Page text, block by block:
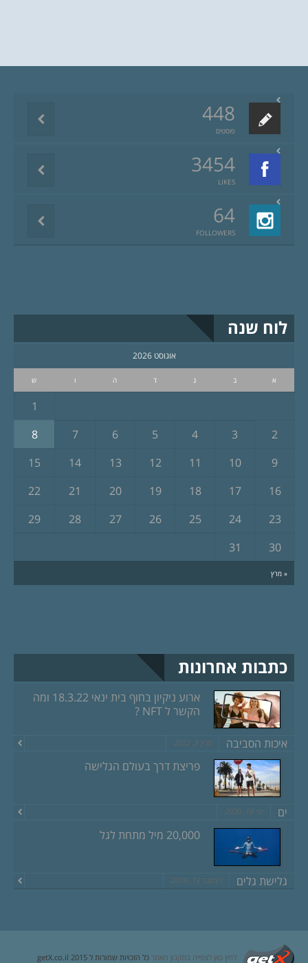
448
פוסטים
3454
LIKES
64
FOLLOWERS
לוח שנה
אוגוסט 2026
א ב ג ד ה ו ש
« מרץ
1
2
3
4
5
6
7
8
9
10
11
12
13
14
15
16
17
18
19
20
21
22
23
24
25
26
27
28
29
30
31
כתבות אחרונות
ארוע ניקיון בחוף בית ינאי 18.3.22 ומה
הקשר ל NFT ?
איכות הסביבה מרץ 8, 2022
פריצת דרך בעולם הגלישה
ים יוני 18, 2020
20,000 מיל מתחת לגל
גלישת גלים דצמבר 13, 2019
לחץ כאן לצפייה בתקנון האתר כל הזכויות שמורות ל getX.co.il 2015